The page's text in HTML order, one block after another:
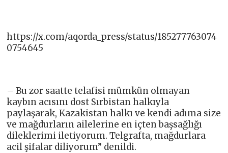
https://x.com/aqorda_press/status/185277763074
0754645
– Bu zor saatte telafisi mümkün olmayan
kaybın acısını dost Sırbistan halkıyla
paylaşarak, Kazakistan halkı ve kendi adıma size
ve mağdurların ailelerine en içten başsağlığı
dileklerimi iletiyorum. Telgrafta, mağdurlara
acil şifalar diliyorum” denildi.